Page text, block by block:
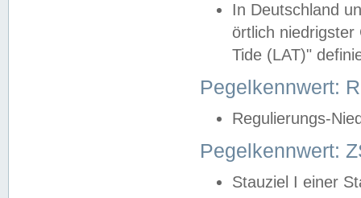
In Deutschland
örtlich
Tide (LAT)"
Pegelkennwert:
Regulierungs-
Pegelkennwert:
Stauziel I einer